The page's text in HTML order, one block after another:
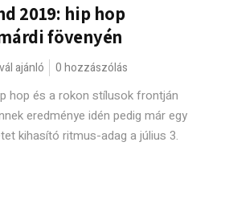
2019: hip hop
fövenyén
ajánló 0 hozzászólás
hop és a rokon stílusok frontján
eredménye idén pedig már egy
kihasító ritmus-adag a július 3.